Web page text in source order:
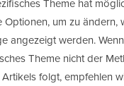
Theme hat
Optionen, um zu ändern,
angezeigt werden.
Theme nicht der
folgt, empfehlen